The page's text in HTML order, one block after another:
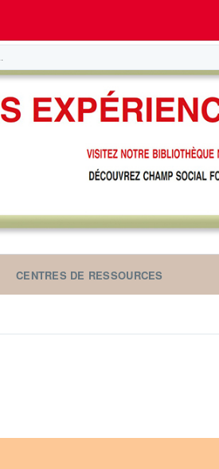
CENTRES DE RESSOURCES